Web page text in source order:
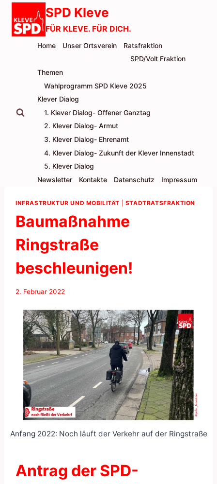
Inhalt
springen
SPD Kleve
FÜR KLEVE. FÜR DICH.
Home Unser Ortsverein
Ratsfraktion
SPD/Volt Fraktion
Themen
Wahlprogramm SPD Kleve 2025
Klever Dialog
1. Klever Dialog- Offener Ganztag
2. Klever Dialog- Armut
3. Klever Dialog- Ehrenamt
4. Klever Dialog- Zukunft der Klever Innenstadt
5. Klever Dialog
Newsletter
Kontakte Datenschutz Impressum
INFRASTRUKTUR UND MOBILITÄT STADTRATSFRAKTION
Baumaßnahme
Ringstraße
beschleunigen!
2. Februar 2022
Anfang 2022: Noch läuft der Verkehr auf der Ringstraße
Antrag der SPD-